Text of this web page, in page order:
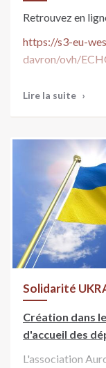
Nationale, 52
Retrouvez en
https://s3-eu-
davron/ovh/
Lire la suite
Solidarité
Création dans
d'accueil des
L'association